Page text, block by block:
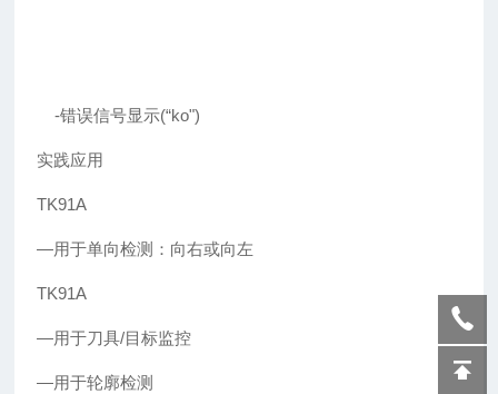
-错误信号显示(“ko")
实践应用
TK91A
—用于单向检测：向右或向左
TK91A
—用于刀具/目标监控
—用于轮廓检测